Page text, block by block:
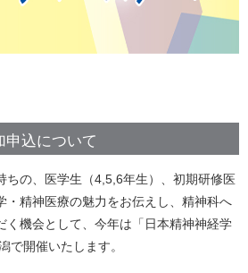
申込について
ちの、医学生（4,5,6年生）、初期研修医
・精神医療の魅力をお伝えし、精神科へ
く機会として、今年は「日本精神神経学
で開催いたします。